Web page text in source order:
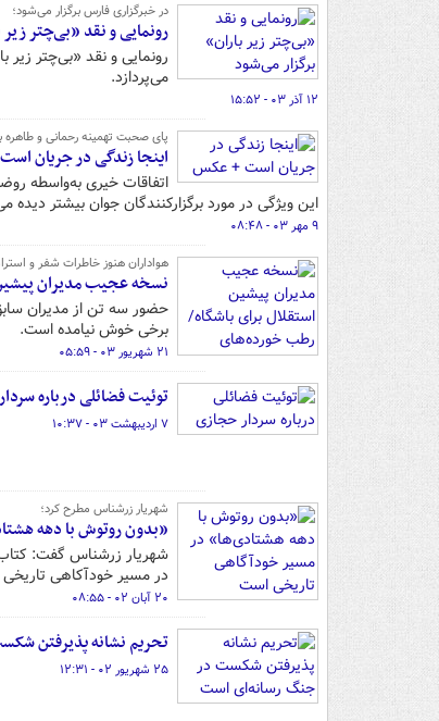
در خبرگزاری فارس برگزار می‌شود؛
رونمایی و نقد «بی‌چتر
رونمایی و نقد «بی‌چتر
می‌پردازد.
۱۲ آذر ۰۳ - ۱۵:۵۲
پای صحبت تهمینه رحمانی و طاهره
اینجا زندگی در جریان
اتفاقات خیری به‌واسطه
این ویژگی در مورد برگزارکنندگان جوان بیشتر دیده‌
۹ مهر ۰۳ - ۰۸:۴۸
هواداران هنوز خاطرات شفر و
نسخه عجیب مدیران
حضور سه تن از مدیران سابق
برخی خوش نیامده است.
۲۱ شهریور ۰۳ - ۰۵:۵۹
توئیت فضائلی درباره
۷ اردیبهشت ۰۳ - ۱۰:۳۷
شهریار زرشناس مطرح کرد؛
«بدون روتوش با دهه
شهریار زرشناس گفت:
در مسیر خودآکاهی تاریخی
۲۰ آبان ۰۲ - ۰۸:۵۵
تحریم نشانه پذیرفتن
۲۵ شهریور ۰۲ - ۱۲:۳۱